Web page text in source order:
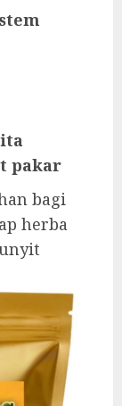
pakar
bagi
herba